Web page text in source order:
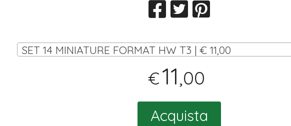
SET 14 MINIATURE FORMAT HW T3 | € 11,00
€11,00
Acquista